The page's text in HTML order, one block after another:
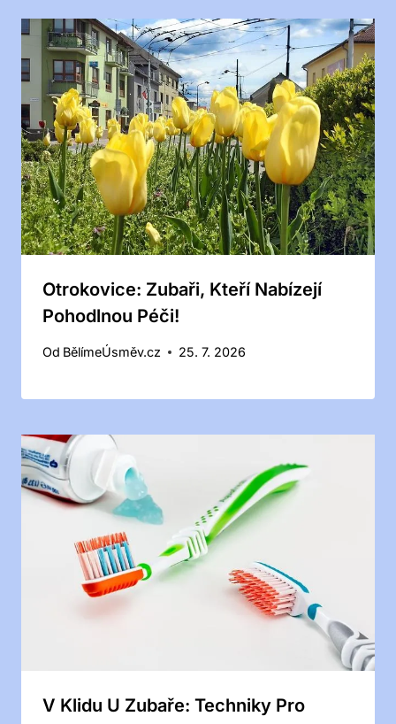
Otrokovice: Zubaři, Kteří Nabízejí
Pohodlnou Péči!
Od BělímeÚsměv.cz 25. 7. 2026
V Klidu U Zubaře: Techniky Pro